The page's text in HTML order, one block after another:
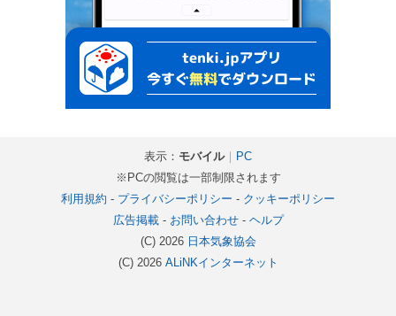
表示： モバイル｜
PC
※PCの閲覧は一部制限されます
利用規約 - プライバシーポリシー - クッキーポリシー
広告掲載- お問い合わせ- ヘルプ
(C) 2026 日本気象協会
(C) 2026 ALiNKインターネット